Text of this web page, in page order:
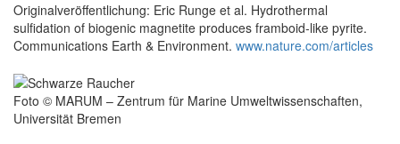
Originalveröffentlichung: Eric Runge et al. Hydrothermal
sulfidation of biogenic magnetite produces framboid-like pyrite.
Communications Earth & Environment. www.nature.com/articles
Foto © MARUM – Zentrum für Marine Umweltwissenschaften,
Universität Bremen